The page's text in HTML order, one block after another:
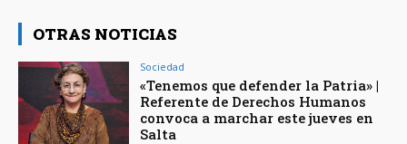
OTRAS NOTICIAS
Sociedad
«Tenemos que defender la Patria» |
Referente de Derechos Humanos
convoca a marchar este jueves en
Salta